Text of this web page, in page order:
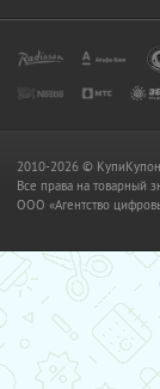
2010-2026 ©
Все права на товарный
OOO «Агентство